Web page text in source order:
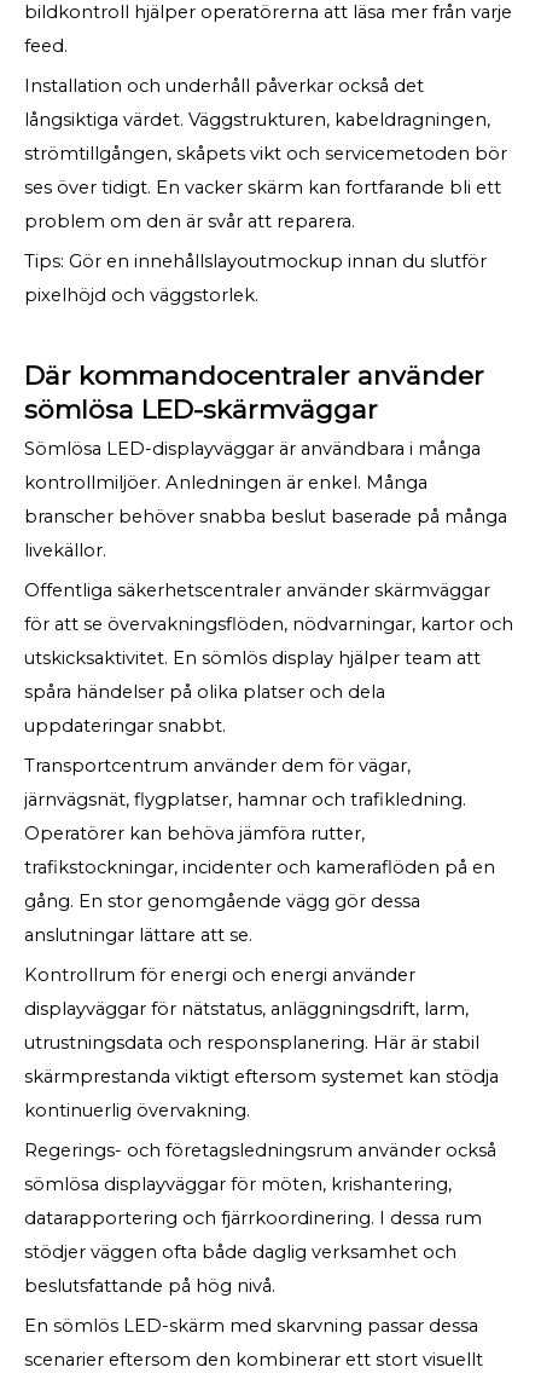
bildkontroll hjälper operatörerna att läsa mer från varje
feed.
Installation och underhåll påverkar också det
långsiktiga värdet. Väggstrukturen, kabeldragningen,
strömtillgången, skåpets vikt och servicemetoden bör
ses över tidigt. En vacker skärm kan fortfarande bli ett
problem om den är svår att reparera.
Tips: Gör en innehållslayoutmockup innan du slutför
pixelhöjd och väggstorlek.
Där kommandocentraler använder
sömlösa LED-skärmväggar
Sömlösa LED-displayväggar är användbara i många
kontrollmiljöer. Anledningen är enkel. Många
branscher behöver snabba beslut baserade på många
livekällor.
Offentliga säkerhetscentraler använder skärmväggar
för att se övervakningsflöden, nödvarningar, kartor och
utskicksaktivitet. En sömlös display hjälper team att
spåra händelser på olika platser och dela
uppdateringar snabbt.
Transportcentrum använder dem för vägar,
järnvägsnät, flygplatser, hamnar och trafikledning.
Operatörer kan behöva jämföra rutter,
trafikstockningar, incidenter och kameraflöden på en
gång. En stor genomgående vägg gör dessa
anslutningar lättare att se.
Kontrollrum för energi och energi använder
displayväggar för nätstatus, anläggningsdrift, larm,
utrustningsdata och responsplanering. Här är stabil
skärmprestanda viktigt eftersom systemet kan stödja
kontinuerlig övervakning.
Regerings- och företagsledningsrum använder också
sömlösa displayväggar för möten, krishantering,
datarapportering och fjärrkoordinering. I dessa rum
stödjer väggen ofta både daglig verksamhet och
beslutsfattande på hög nivå.
En sömlös LED-skärm med skarvning passar dessa
scenarier eftersom den kombinerar ett stort visuellt